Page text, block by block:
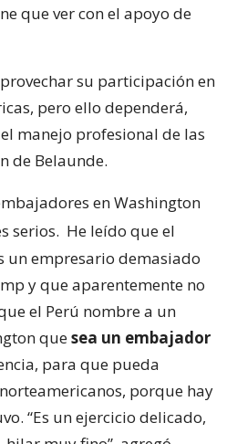
que ver con el apoyo de
su participación en
pero ello dependerá,
manejo profesional de las
de Belaunde.
en Washington
serios. He leído que el
un empresario demasiado
y que aparentemente no
el Perú nombre a un
quesea un embajador
para que pueda
porque hay
“Es un ejercicio delicado,